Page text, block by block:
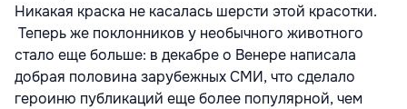
Никакая краска не касалась шерсти этой красотки.
Теперь же поклонников у необычного животного
стало еще больше: в декабре о Венере написала
добрая половина зарубежных СМИ, что сделало
героиню публикаций еще более популярной, чем